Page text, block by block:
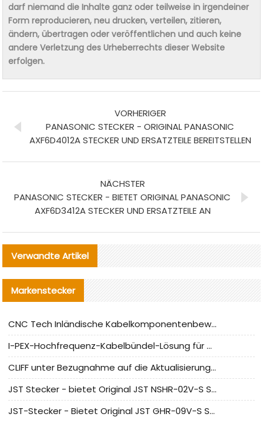
darf niemand die Inhalte ganz oder teilweise in irgendeiner
Form reproducieren, neu drucken, verteilen, zitieren,
ändern, übertragen oder veröffentlichen und auch keine
andere Verletzung des Urheberrechts dieser Website
erfolgen.
VORHERIGER
PANASONIC STECKER - ORIGINAL PANASONIC
AXF6D4012A STECKER UND ERSATZTEILE BEREITSTELLEN
NÄCHSTER
PANASONIC STECKER - BIETET ORIGINAL PANASONIC
AXF6D3412A STECKER UND ERSATZTEILE AN
Verwandte Artikel
Markenstecker
CNC Tech Inländische Kabelkomponentenbewertung und Massenproduktionsanpassungsanleitung
I-PEX-Hochfrequenz-Kabelbündel-Lösung für die heimische Produktion analysiert
CLIFF unter Bezugnahme auf die Aktualisierung der chinesischen Stecker-Testnormen
JST Stecker - bietet Original JST NSHR-02V-S Stecker und Ersatzteile an
JST-Stecker - Bietet Original JST GHR-09V-S Stecker und Ersatzteile an